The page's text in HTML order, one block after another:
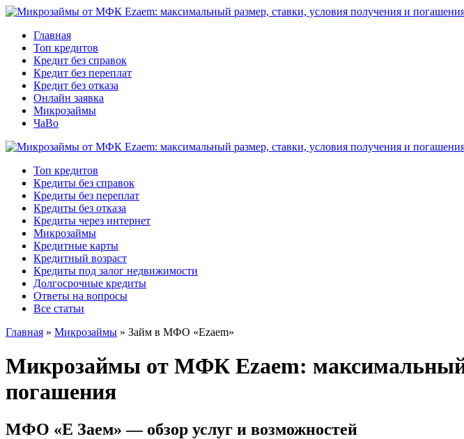
Главная
Топ кредитов
Кредит без справок
Кредит без переплат
Кредит без отказа
Онлайн заявка
Микрозаймы
ЧаВо
Топ кредитов
Кредиты без справок
Кредиты без переплат
Кредиты без отказа
Кредиты через интернет
Микрозаймы
Кредитные карты
Кредитный возраст
Кредиты под залог недвижимости
Долгосрочные кредиты
Ответы на вопросы
Все статьи
Главная » Микрозаймы » Займ в МФО «Ezaem»
Микрозаймы от МФК Ezaem: максимальный
погашения
МФО «Е Заем» — обзор услуг и возможностей